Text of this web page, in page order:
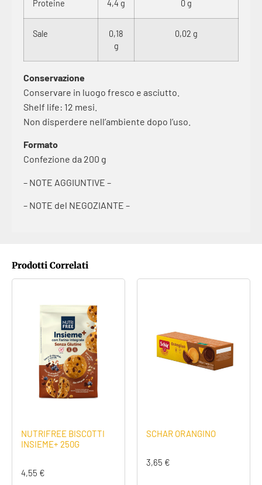
Proteine 4,4 g 0 g
Sale
0,18
g
0,02 g
Conservazione
Conservare in luogo fresco e asciutto.
Shelf life: 12 mesi.
Non disperdere nell’ambiente dopo l’uso.
Formato
Confezione da 200 g
– NOTE AGGIUNTIVE –
– NOTE del NEGOZIANTE –
Prodotti Correlati
NUTRIFREE BISCOTTI
INSIEME+ 250G
4,55 €
SCHAR ORANGINO
3,65 €